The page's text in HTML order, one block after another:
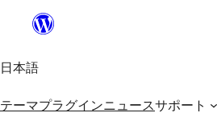
を
日本語
テーマプラグインニュースサポート